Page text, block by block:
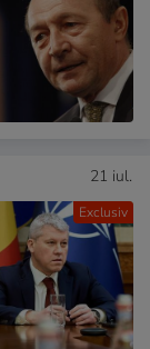
Exclusiv
21 iul.